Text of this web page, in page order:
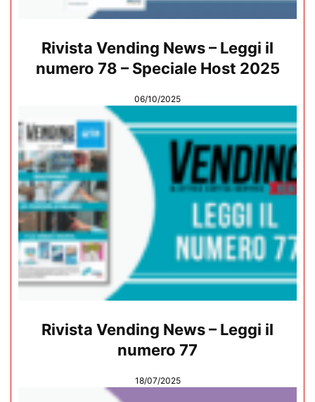
Rivista Vending News – Leggi il
numero 78 – Speciale Host 2025
06/10/2025
Rivista Vending News – Leggi il
numero 77
18/07/2025